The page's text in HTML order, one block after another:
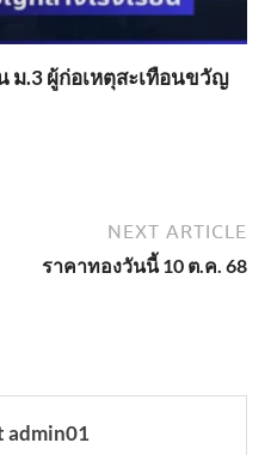
ม.3 ผู้ก่อเหตุสะเทือนขวัญ
NEXT ARTICLE
ราคาทองวันนี้ 10 ต.ค. 68
admin01